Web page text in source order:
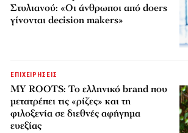
Στυλιανού: «Οι άνθρωποι από doers
γίνονται decision makers»
ΕΠΙΧΕΙΡΗΣΕΙΣ
MY ROOTS: Το ελληνικό brand που
μετατρέπει τις «ρίζες» και τη
φιλοξενία σε διεθνές αφήγημα
ευεξίας